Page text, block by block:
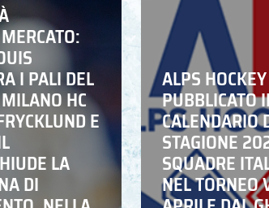
I PALI DEL
HC
E
LA
DI
ALPS
PUBBLICATO
CALENDARIO
STAGIONE
SQUADRE
NEL TORNEO